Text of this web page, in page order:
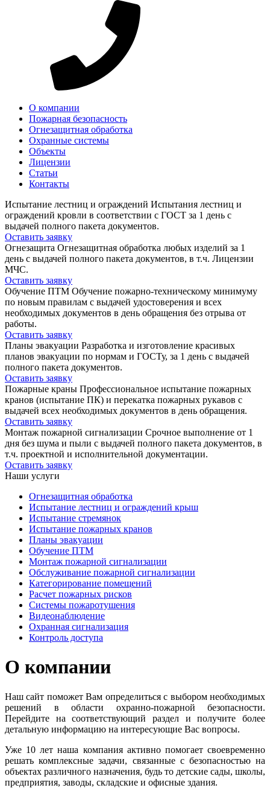
О компании
Пожарная безопасность
Огнезащитная обработка
Охранные системы
Объекты
Лицензии
Статьи
Контакты
Испытание лестниц и ограждений Испытания лестниц и
ограждений кровли в соответствии с ГОСТ за 1 день с
выдачей полного пакета документов.
Оставить заявку
Огнезащита Огнезащитная обработка любых изделий за 1
день с выдачей полного пакета документов, в т.ч. Лицензии
МЧС.
Оставить заявку
Обучение ПТМ Обучение пожарно-техническому минимуму
по новым правилам с выдачей удостоверения и всех
необходимых документов в день обращения без отрыва от
работы.
Оставить заявку
Планы эвакуации Разработка и изготовление красивых
планов эвакуации по нормам и ГОСТу, за 1 день с выдачей
полного пакета документов.
Оставить заявку
Пожарные краны Профессиональное испытание пожарных
кранов (испытание ПК) и перекатка пожарных рукавов с
выдачей всех необходимых документов в день обращения.
Оставить заявку
Монтаж пожарной сигнализации Срочное выполнение от 1
дня без шума и пыли с выдачей полного пакета документов, в
т.ч. проектной и исполнительной документации.
Оставить заявку
Наши услуги
Огнезащитная обработка
Испытание лестниц и ограждений крыш
Испытание стремянок
Испытание пожарных кранов
Планы эвакуации
Обучение ПТМ
Монтаж пожарной сигнализации
Обслуживание пожарной сигнализации
Категорирование помещений
Расчет пожарных рисков
Системы пожаротушения
Видеонаблюдение
Охранная сигнализация
Контроль доступа
О компании
Наш сайт поможет Вам определиться с выбором необходимых
решений в области охранно-пожарной безопасности.
Перейдите на соответствующий раздел и получите более
детальную информацию на интересующие Вас вопросы.
Уже 10 лет наша компания активно помогает своевременно
решать комплексные задачи, связанные с безопасностью на
объектах различного назначения, будь то детские сады, школы,
предприятия, заводы, складские и офисные здания.